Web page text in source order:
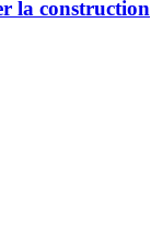
la construction